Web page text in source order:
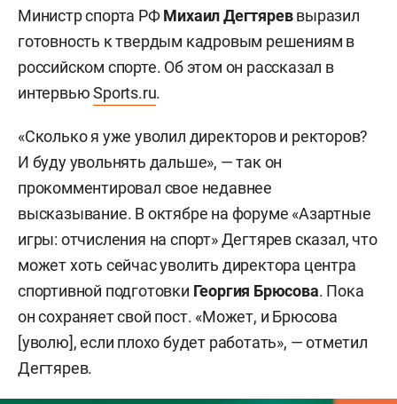
Министр спорта РФМихаил Дегтяреввыразил
готовность к твердым кадровым решениям в
российском спорте. Об этом он рассказал в
интервьюSports.ru.
«Сколько я уже уволил директоров и ректоров?
И буду увольнять дальше», — так он
прокомментировал свое недавнее
высказывание. В октябре на форуме «Азартные
игры: отчисления на спорт» Дегтярев сказал, что
может хоть сейчас уволить директора центра
спортивной подготовки Георгия Брюсова. Пока
он сохраняет свой пост. «Может, и Брюсова
[уволю], если плохо будет работать», — отметил
Дегтярев.